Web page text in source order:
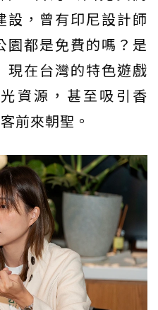
設，曾有印尼設計師
園都是免費的嗎？是
現在台灣的特色遊戲
資源，甚至吸引香
前來朝聖。